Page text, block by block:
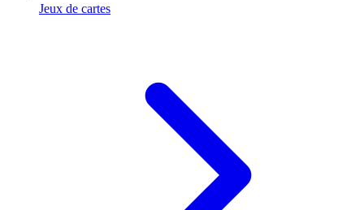
Jeux de cartes